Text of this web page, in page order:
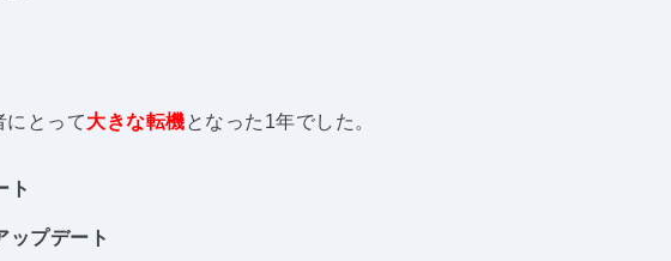
にとって大きな転機となった1年でした。
ト
ップデート